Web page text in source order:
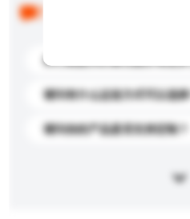
你们能提供的最优惠价格是多
请问有什么运送方式可以选择
请问你的产品是否支持定制？